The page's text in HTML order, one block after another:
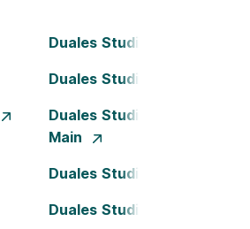
Duales Studium Bielefeld
Duales Studium Darmstadt
Duales Studium Frankfurt am
Main
Duales Studium Köln
Duales Studium Nürnberg